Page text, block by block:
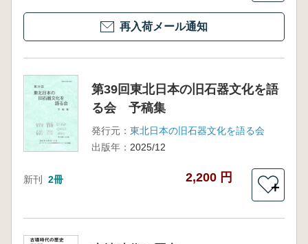
再入荷メール通知
第39回東北日本の旧石器文化を語
る会 予稿集
発行元： 東北日本の旧石器文化を語る会
出版年： 2025/12
新刊 2冊 2,200 円
＋